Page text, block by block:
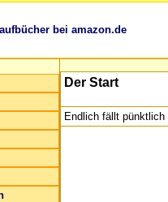
bei amazon.de
Der Start
Endlich fällt